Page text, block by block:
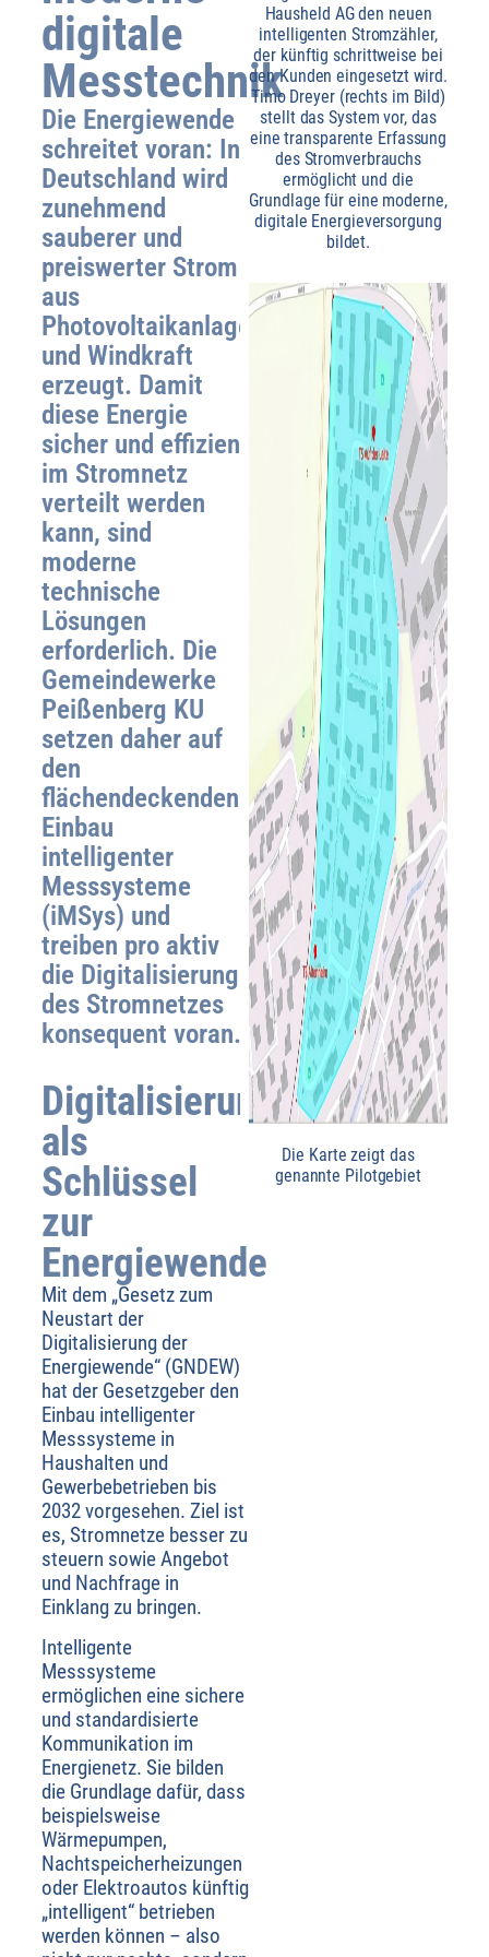
digitale
Messtechnik
Die Energiewende
schreitet voran: In
Deutschland wird
zunehmend
sauberer und
preiswerter Strom
aus
Photovoltaikanlagen
und Windkraft
erzeugt. Damit
diese Energie
sicher und effizient
im Stromnetz
verteilt werden
kann, sind
moderne
technische
Lösungen
erforderlich. Die
Gemeindewerke
Peißenberg KU
setzen daher auf
den
flächendeckenden
Einbau
intelligenter
Messsysteme
(iMSys) und
treiben pro aktiv
die Digitalisierung
des Stromnetzes
konsequent voran.
Digitalisierung
als
Schlüssel
zur
Energiewende
Mit dem „Gesetz zum
Neustart der
Digitalisierung der
Energiewende“ (GNDEW)
hat der Gesetzgeber den
Einbau intelligenter
Messsysteme in
Haushalten und
Gewerbebetrieben bis
2032 vorgesehen. Ziel ist
es, Stromnetze besser zu
steuern sowie Angebot
und Nachfrage in
Einklang zu bringen.
Intelligente
Messsysteme
ermöglichen eine sichere
und standardisierte
Kommunikation im
Energienetz. Sie bilden
die Grundlage dafür, dass
beispielsweise
Wärmepumpen,
Nachtspeicherheizungen
oder Elektroautos künftig
„intelligent“ betrieben
werden können – also
Hausheld AG den neuen
intelligenten Stromzähler,
der künftig schrittweise bei
den Kunden eingesetzt wird.
Timo Dreyer (rechts im Bild)
stellt das System vor, das
eine transparente Erfassung
des Stromverbrauchs
ermöglicht und die
Grundlage für eine moderne,
digitale Energieversorgung
bildet.
Die Karte zeigt das
genannte Pilotgebiet